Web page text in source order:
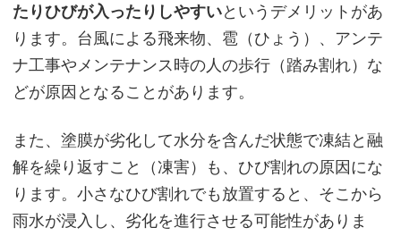
たりひびが入ったりしやすいというデメリットがあ
ります。台風による飛来物、雹（ひょう）、アンテ
ナ工事やメンテナンス時の人の歩行（踏み割れ）な
どが原因となることがあります。
また、塗膜が劣化して水分を含んだ状態で凍結と融
解を繰り返すこと（凍害）も、ひび割れの原因にな
ります。小さなひび割れでも放置すると、そこから
雨水が浸入し、劣化を進行させる可能性がありま